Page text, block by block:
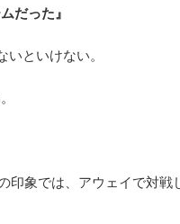
だった』
といけない。
印象では、アウェイで対